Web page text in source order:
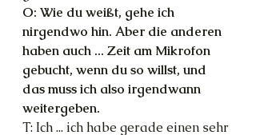
O: Wie du weißt, gehe ich
nirgendwo hin. Aber die anderen
haben auch ... Zeit am Mikrofon
gebucht, wenn du so willst, und
das muss ich also irgendwann
weitergeben.
T: Ich ... ich habe gerade einen sehr